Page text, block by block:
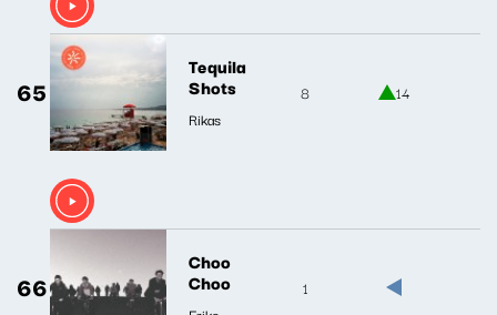
65
Tequila
Shots
Rikas
8 14
66
Choo
Choo 1